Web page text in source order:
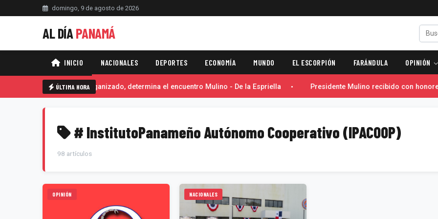
domingo, 9 de agosto de 2026
AL DÍAPANAMÁ
INICIO NACIONALES DEPORTES ECONOMÍA MUNDO EL ESCORPIÓN FARÁNDULA OPINIÓN
ÚLTIMA HORA
y combate al crimen organizado, determina el encuentro Mulino - De la Espriella Presidente Mulino recibido con
# InstitutoPanameño Autónomo Cooperativo (IPACOOP)
98 artículos
OPINIÓN NACIONALES